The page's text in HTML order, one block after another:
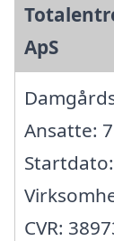
ApS
Ansatte: 7
CVR: